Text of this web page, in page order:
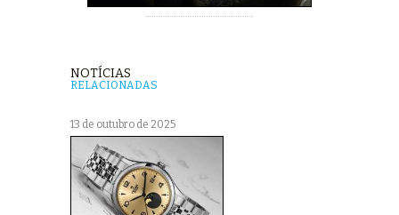
NOTÍCIAS
RELACIONADAS
13 de outubro de 2025